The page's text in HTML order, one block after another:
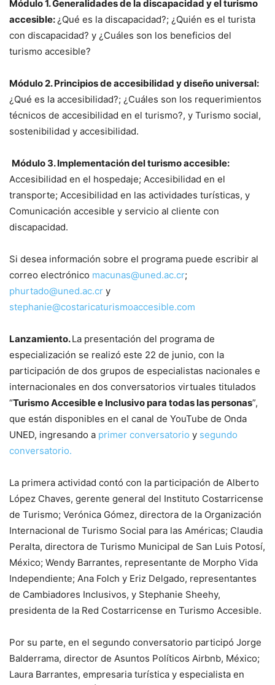
Módulo 1. Generalidades de la discapacidad y el turismo
accesible: ¿Qué es la discapacidad?; ¿Quién es el turista
con discapacidad? y ¿Cuáles son los beneficios del
turismo accesible?
Módulo 2. Principios de accesibilidad y diseño universal:
¿Qué es la accesibilidad?; ¿Cuáles son los requerimientos
técnicos de accesibilidad en el turismo?, y Turismo social,
sostenibilidad y accesibilidad.
Módulo 3. Implementación del turismo accesible:
Accesibilidad en el hospedaje; Accesibilidad en el
transporte; Accesibilidad en las actividades turísticas, y
Comunicación accesible y servicio al cliente con
discapacidad.
Si desea información sobre el programa puede escribir al
correo electrónico macunas@uned.ac.cr;
phurtado@uned.ac.cr y
stephanie@costaricaturismoaccesible.com
Lanzamiento.La presentación del programa de
especialización se realizó este 22 de junio, con la
participación de dos grupos de especialistas nacionales e
internacionales en dos conversatorios virtuales titulados
“Turismo Accesible e Inclusivo para todas las personas”,
que están disponibles en el canal de YouTube de Onda
UNED, ingresando a primer conversatorio y segundo
conversatorio.
La primera actividad contó con la participación de Alberto
López Chaves, gerente general del Instituto Costarricense
de Turismo; Verónica Gómez, directora de la Organización
Internacional de Turismo Social para las Américas; Claudia
Peralta, directora de Turismo Municipal de San Luis Potosí,
México; Wendy Barrantes, representante de Morpho Vida
Independiente; Ana Folch y Eriz Delgado, representantes
de Cambiadores Inclusivos, y Stephanie Sheehy,
presidenta de la Red Costarricense en Turismo Accesible.
Por su parte, en el segundo conversatorio participó Jorge
Balderrama, director de Asuntos Políticos Airbnb, México;
Laura Barrantes, empresaria turística y especialista en